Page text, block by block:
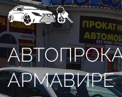
АРМАВИРЕ